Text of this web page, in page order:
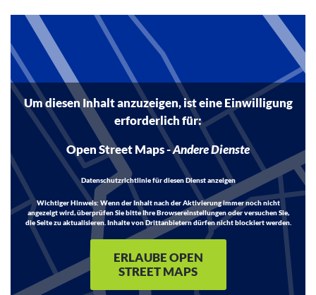
Um diesen Inhalt anzuzeigen, ist eine Einwilligung
erforderlich für:
Open Street Maps-Andere Dienste
Datenschutzrichtlinie für diesen Dienst anzeigen
Wichtiger Hinweis:Wenn der Inhalt nach der Aktivierung immer noch nicht
angezeigt wird, überprüfen Sie bitte Ihre Browsereinstellungen oder versuchen Sie,
die Seite zu aktualisieren. Inhalte von Drittanbietern dürfen nicht blockiert werden.
ERLAUBE OPEN
STREET MAPS